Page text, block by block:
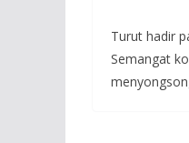
Turut hadir
Semangat